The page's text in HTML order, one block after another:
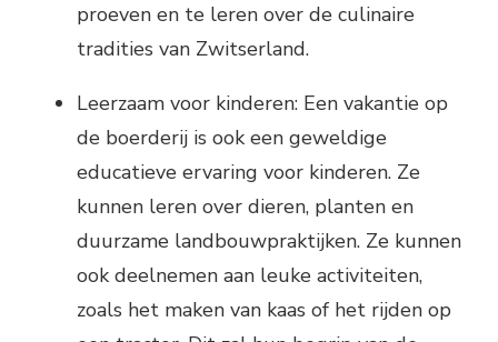
proeven en te leren over de culinaire
tradities van Zwitserland.
Leerzaam voor kinderen: Een vakantie op
de boerderij is ook een geweldige
educatieve ervaring voor kinderen. Ze
kunnen leren over dieren, planten en
duurzame landbouwpraktijken. Ze kunnen
ook deelnemen aan leuke activiteiten,
zoals het maken van kaas of het rijden op